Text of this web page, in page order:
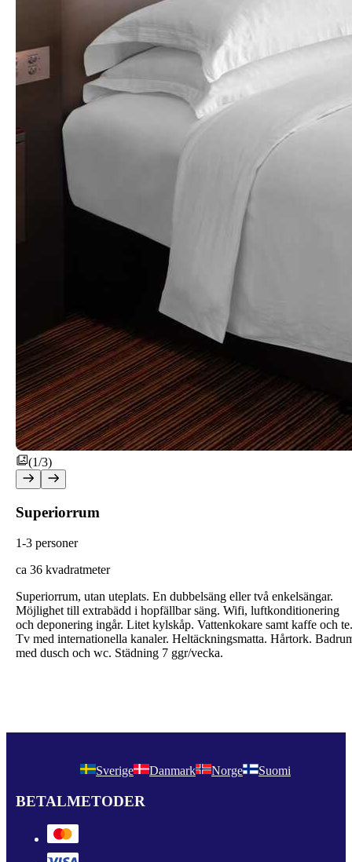
(1/3)
Superiorrum
1-3 personer
ca 36 kvadratmeter
Superiorrum, utan uteplats. En dubbelsäng eller två enkelsängar.
Möjlighet till extrabädd i hopfällbar säng. Wifi, luftkonditionering
och deponering ingår. Litet kylskåp. Vattenkokare samt kaffe och te.
Tv med internationella kanaler. Heltäckningsmatta. Hårtork.
med dusch och wc. Städning 7 ggr/vecka.
Sverige Danmark Norge Suomi
BETALMETODER